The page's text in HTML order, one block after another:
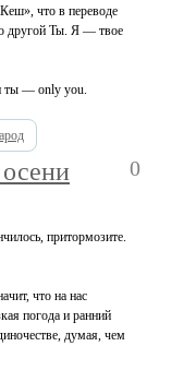
что в переводе
другой Ты. Я — твое
ты — only you.
0
притормозите.
что на нас
погода и ранний
думая, чем